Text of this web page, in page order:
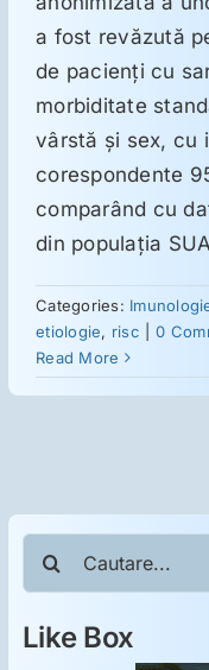
Reumatologie
Ginecologie
Mesajele lui
LDN
Toxicologie
Antipsihiatrie
a fost revăzută
de pacienţi cu
morbiditate
vârstă şi sex, cu
corespondente
comparând cu
din populaţia
Categories:
etiologie, risc
0
Read More
Cautare...
Like Box